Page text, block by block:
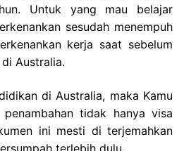
Untuk yang mau belajar
sesudah menempuh
kerja saat sebelum
Australia.
di Australia, maka Kamu
tidak hanya visa
ini mesti di terjemahkan
terlebih dulu.